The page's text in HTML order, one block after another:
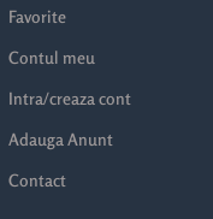
Favorite
Contul meu
Intra/creaza cont
Adauga Anunt
Contact